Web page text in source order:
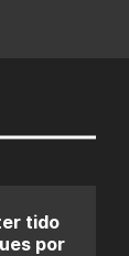
tido
por